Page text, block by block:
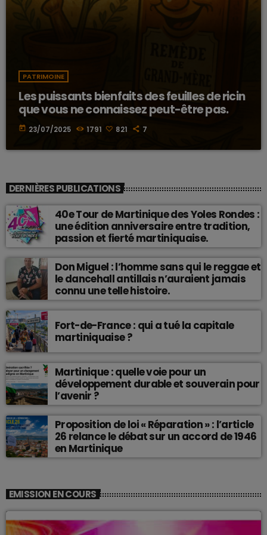
PATRIMOINE
Les puissants bienfaits des feuilles de ricin
que vous ne connaissez peut-être pas.
today 23/07/2025 1791 821 7
DERNIÈRES PUBLICATIONS
40e Tour de Martinique des Yoles Rondes :
une édition anniversaire entre tradition,
passion et fierté martiniquaise.
Don Miguel : l’homme sans qui le reggae et
le dancehall antillais n’auraient jamais
connu une telle histoire.
Fort-de-France : qui a tué la capitale
martiniquaise ?
Martinique : quelle voie pour un
développement durable et souverain pour
l’avenir ?
Proposition de loi « Réparation » : l’article
26 relance le débat sur un accord de 1946
en Martinique
EMISSION EN COURS